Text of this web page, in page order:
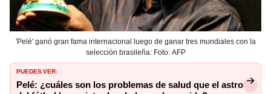
'Pelé' ganó gran fama internacional luego de ganar tres mundiales con la
selección brasileña: Foto: AFP
PUEDES VER:
Pelé: ¿cuáles son los problemas de salud que el astro